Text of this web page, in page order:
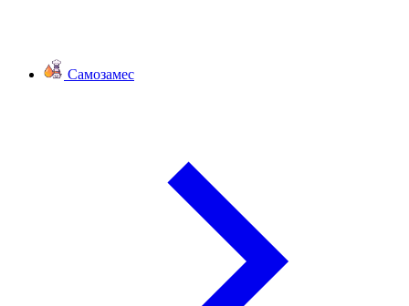
Самозамес